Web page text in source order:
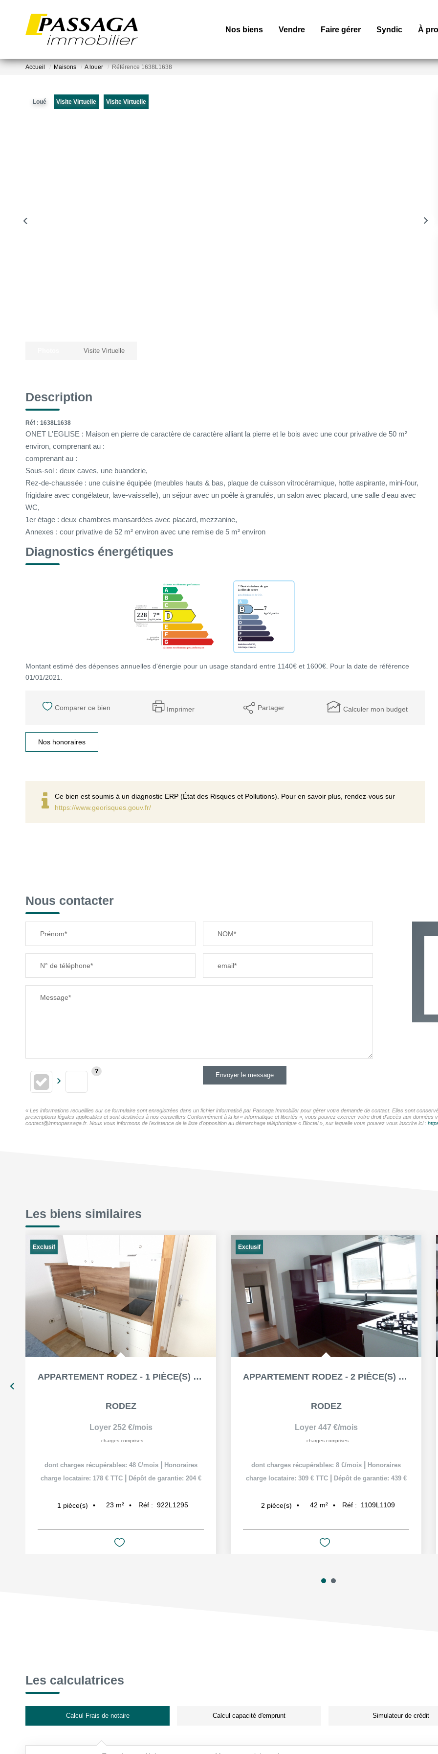
Nos biens Vendre Faire gérer Syndic À
Accueil Maisons A louer Référence 1638L1638
Loué Visite Virtuelle Visite Virtuelle
Visite Virtuelle
Description
Réf : 1638L1638
ONET L'EGLISE : Maison en pierre de caractère de caractère alliant la pierre et le bois avec une cour privative de 50 m²
environ, comprenant au :
comprenant au :
Sous-sol : deux caves, une buanderie,
Rez-de-chaussée : une cuisine équipée (meubles hauts & bas, plaque de cuisson vitrocéramique, hotte aspirante, mini-four,
frigidaire avec congélateur, lave-vaisselle), un séjour avec un poêle à granulés, un salon avec placard, une salle d'eau avec
WC,
1er étage : deux chambres mansardées avec placard, mezzanine,
Annexes : cour privative de 52 m² environ avec une remise de 5 m² environ
Diagnostics énergétiques
Montant estimé des dépenses annuelles d'énergie pour un usage standard entre 1140€ et 1600€. Pour la date de référence
01/01/2021.
Comparer ce bien Imprimer Partager Calculer mon budget
Nos honoraires
Ce bien est soumis à un diagnostic ERP (État des Risques et Pollutions). Pour en savoir plus, rendez-vous sur
https://www.georisques.gouv.fr/
Nous contacter
Prénom* NOM*
N° de téléphone* email*
Message*
Envoyer le message
« Les informations recueillies sur ce formulaire sont enregistrées dans un fichier informatisé par Passaga Immobilier pour gérer votre demande de contact. Elles sont
prescriptions légales applicables et sont destinées à nos conseillers Conformément à la loi « informatique et libertés », vous pouvez exercer votre droit d'accès aux
contact@immopassaga.fr. Nous vous informons de l'existence de la liste d'opposition au démarchage téléphonique « Bloctel », sur laquelle vous pouvez vous inscrire ici :
Les biens similaires
Exclusif
APPARTEMENT RODEZ - 1 PIÈCE(S) - 23.15 M²
RODEZ
Loyer 252 €/mois
charges comprises
dont charges récupérables: 48 €/mois
Honoraires
charge locataire: 178 € TTC
Dépôt de garantie: 204 €
1 pièce(s) 23 m² Réf : 922L1295
Exclusif
APPARTEMENT RODEZ - 2 PIÈCE(S) - 42.32 M²
RODEZ
Loyer 447 €/mois
charges comprises
dont charges récupérables: 8 €/mois
Honoraires
charge locataire: 309 € TTC
Dépôt de garantie: 439 €
2 pièce(s) 42 m² Réf : 1109L1109
Les calculatrices
Calcul Frais de notaire Calcul capacité d'emprunt Simulateur de crédit